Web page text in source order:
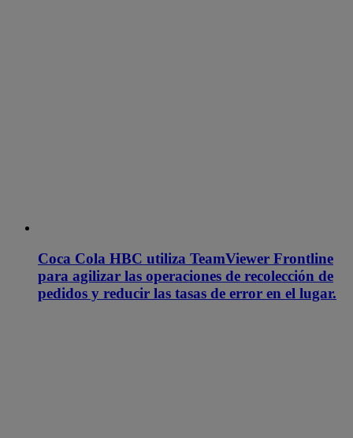
Coca Cola HBC utiliza TeamViewer Frontline
para agilizar las operaciones de recolección de
pedidos y reducir las tasas de error en el lugar.